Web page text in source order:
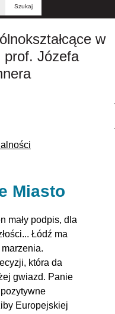
w
prof. Józefa
Miasto
mały podpis, dla
Łódź ma
która da
gwiazd. Panie
Europejskiej